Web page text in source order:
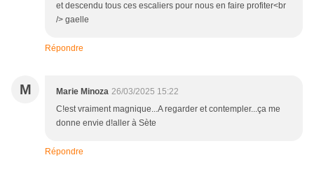
et descendu tous ces escaliers pour nous en faire profiter<br
/> gaelle
Répondre
M Marie Minoza 26/03/2025 15:22
C!est vraiment magnique...A regarder et contempler...ça me
donne envie d!aller à Sète
Répondre